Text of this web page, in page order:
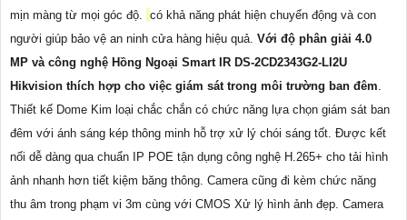
mịn màng từ mọi góc độ. có khả năng phát hiện chuyển động và con
người giúp bảo vệ an ninh cửa hàng hiệu quả. Với độ phân giải 4.0
MP và công nghệ Hồng Ngoại Smart IR DS-2CD2343G2-LI2U
Hikvision thích hợp cho việc giám sát trong môi trường ban đêm.
Thiết kế Dome Kim loại chắc chắn có chức năng lựa chọn giám sát ban
đêm với ánh sáng kép thông minh hỗ trợ xử lý chói sáng tốt. Được kết
nối dễ dàng qua chuẩn IP POE tận dụng công nghệ H.265+ cho tải hình
ảnh nhanh hơn tiết kiệm băng thông. Camera cũng đi kèm chức năng
thu âm trong phạm vi 3m cùng với CMOS Xử lý hình ảnh đẹp. Camera